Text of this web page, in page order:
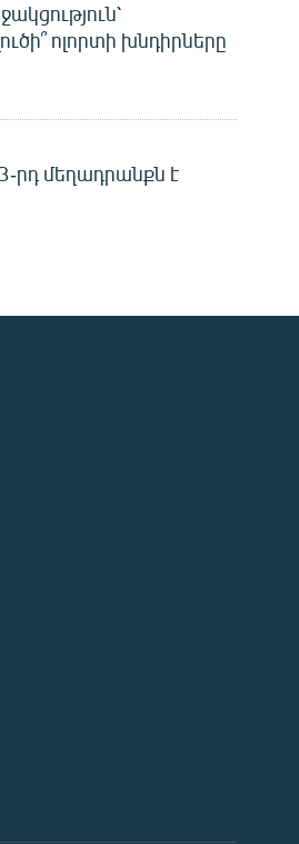
ոլորտի խնդիրները
րդ մեղադրանքն է